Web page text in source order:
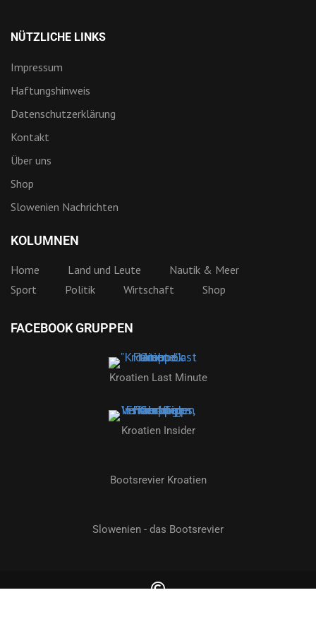
NÜTZLICHE LINKS
Impressum
Haftungshinweis
Datenschutzerklärung
Kontakt
Über uns
Shop
Slowenien Nachrichten
KOLUMNEN
Home Land und Leute
Nautik & Meer
Sport
Politik Wirtschaft Shop
FACEBOOK GRUPPEN
Kroatien Last Minute
Kroatien Insider
Bootsrevier Kroatien
Slowenien - das Bootsrevier